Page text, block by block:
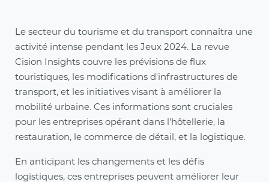
Le secteur du tourisme et du transport connaîtra une
activité intense pendant les Jeux 2024. La revue
Cision Insights couvre les prévisions de flux
touristiques, les modifications d'infrastructures de
transport, et les initiatives visant à améliorer la
mobilité urbaine. Ces informations sont cruciales
pour les entreprises opérant dans l'hôtellerie, la
restauration, le commerce de détail, et la logistique.
En anticipant les changements et les défis
logistiques, ces entreprises peuvent améliorer leur